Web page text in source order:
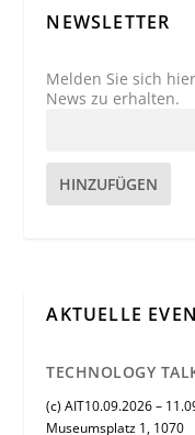
NEWSLETTER
Melden Sie sich
News zu erhalten.
HINZUFÜGEN
AKTUELLE
TECHNOLOGY
(c) AIT10.09.2026 –
Museumsplatz 1, 1070